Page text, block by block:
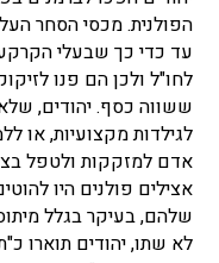
הפולנית. מכסי הסחר
עד כדי כך שבעלי
לחו"ל ולכן הם פנו
ששווה כסף. יהודים,
לגילדות מקצועיות, או
אדם למזקקות ולטפל
אצילים פולנים היו
שלהם, בעיקר בגלל
לא שתו, יהודים תוארו